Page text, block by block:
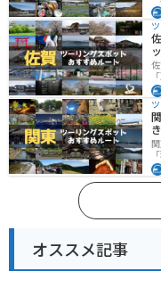
オススメ記事